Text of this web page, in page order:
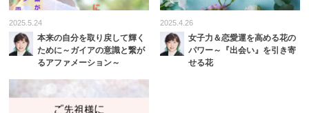
2025.5.24
本来の自分を取り戻して輝く
ために～ガイアの意識と繋が
るアファメーション～
2025.4.26
女子力＆恋愛運を高める花の
パワー～『出会い』を引き寄
せる花